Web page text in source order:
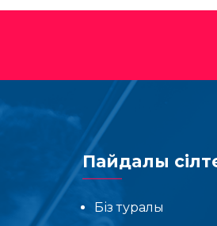
Пайдалы
Біз туралы